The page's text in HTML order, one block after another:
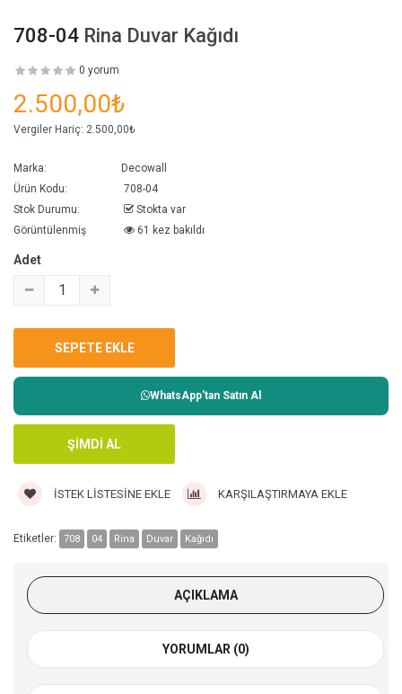
708-04 Rina Duvar Kağıdı
0 yorum
2.500,00₺
Vergiler Hariç: 2.500,00₺
Marka:
Decowall
Ürün Kodu:
708-04
Stok Durumu:
Stokta var
Görüntülenmiş
61 kez bakıldı
Adet
WhatsApp'tan Satın Al
İSTEK LISTESINE EKLE KARŞILAŞTIRMAYA EKLE
Etiketler: 708 04 Rina Duvar Kağıdı
AÇIKLAMA
YORUMLAR (0)